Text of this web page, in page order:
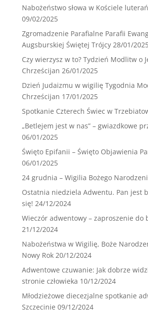
Nabożeństwo słowa w Kościele
09/02/2025
Zgromadzenie Parafialne Parafii
Augsburskiej Świętej Trójcy 28/01/
Czy wierzysz w to? Tydzień Modlitw o
Chrześcijan 26/01/2025
Dzień Judaizmu w wigilię Tygodnia
Chrześcijan 17/01/2025
Spotkanie Czterech Świec w
„Betlejem jest w nas” – gwiazdkowe
06/01/2025
Święto Epifanii – Święto Objawienia
06/01/2025
24 grudnia – Wigilia Bożego
Ostatnia niedziela Adwentu. Pan jest
się! 24/12/2024
Wieczór adwentowy – zaproszenie do
21/12/2024
Nabożeństwa w Wigilię, Boże
Nowy Rok 20/12/2024
Adwentowe czuwanie: Jak dobrze
stronie człowieka 10/12/2024
Młodzieżowe diecezjalne spotkanie
Szczecinie 09/12/2024